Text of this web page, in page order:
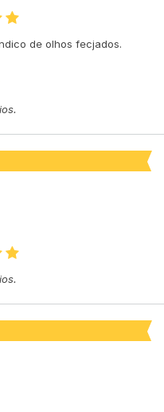
de olhos fecjados.